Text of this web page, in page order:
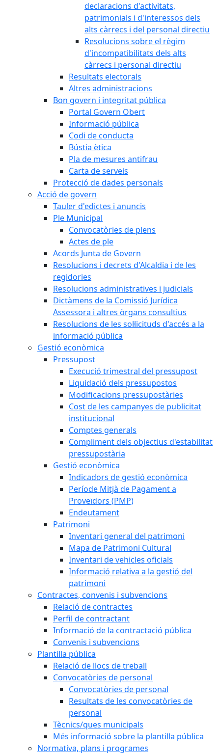
declaracions d'activitats,
patrimonials i d'interessos dels
alts càrrecs i del personal directiu
Resolucions sobre el règim
d'incompatibilitats dels alts
càrrecs i personal directiu
Resultats electorals
Altres administracions
Bon govern i integritat pública
Portal Govern Obert
Informació pública
Codi de conducta
Bústia ètica
Pla de mesures antifrau
Carta de serveis
Protecció de dades personals
Acció de govern
Tauler d'edictes i anuncis
Ple Municipal
Convocatòries de plens
Actes de ple
Acords Junta de Govern
Resolucions i decrets d'Alcaldia i de les
regidories
Resolucions administratives i judicials
Dictàmens de la Comissió Jurídica
Assessora i altres òrgans consultius
Resolucions de les sol·licituds d'accés a la
informació pública
Gestió econòmica
Pressupost
Execució trimestral del pressupost
Liquidació dels pressupostos
Modificacions pressupostàries
Cost de les campanyes de publicitat
institucional
Comptes generals
Compliment dels objectius d'estabilitat
pressupostària
Gestió econòmica
Indicadors de gestió econòmica
Període Mitjà de Pagament a
Proveïdors (PMP)
Endeutament
Patrimoni
Inventari general del patrimoni
Mapa de Patrimoni Cultural
Inventari de vehicles oficials
Informació relativa a la gestió del
patrimoni
Contractes, convenis i subvencions
Relació de contractes
Perfil de contractant
Informació de la contractació pública
Convenis i subvencions
Plantilla pública
Relació de llocs de treball
Convocatòries de personal
Convocatòries de personal
Resultats de les convocatòries de
personal
Tècnics/ques municipals
Més informació sobre la plantilla pública
Normativa, plans i programes